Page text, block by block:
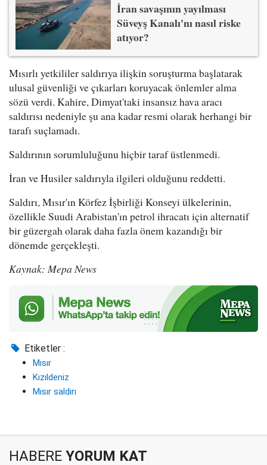
İran savaşının yayılması
Süveyş Kanalı'nı nasıl riske
atıyor?
Mısırlı yetkililer saldırıya ilişkin soruşturma başlatarak
ulusal güvenliği ve çıkarları koruyacak önlemler alma
sözü verdi. Kahire, Dimyat'taki insansız hava aracı
saldırısı nedeniyle şu ana kadar resmi olarak herhangi bir
tarafı suçlamadı.
Saldırının sorumluluğunu hiçbir taraf üstlenmedi.
İran ve Husiler saldırıyla ilgileri olduğunu reddetti.
Saldırı, Mısır'ın Körfez İşbirliği Konseyi ülkelerinin,
özellikle Suudi Arabistan'ın petrol ihracatı için alternatif
bir güzergah olarak daha fazla önem kazandığı bir
dönemde gerçekleşti.
Kaynak: Mepa News
Etiketler :
Mısır
Kızıldeniz
Mısır saldırı
HABERE YORUM KAT